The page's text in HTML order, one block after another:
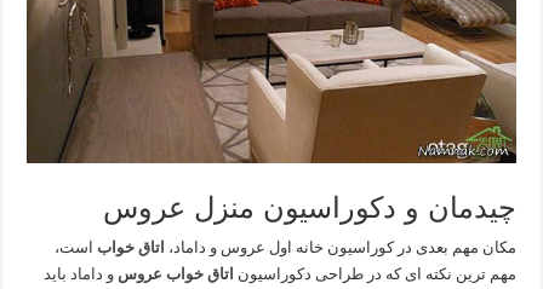
چیدمان و دکوراسیون منزل عروس
مکان مهم بعدی در کوراسیون خانه اول عروس و داماد، اتاق خواب است،
مهم ترین نکته ای که در طراحی دکوراسیون اتاق خواب عروس و داماد باید